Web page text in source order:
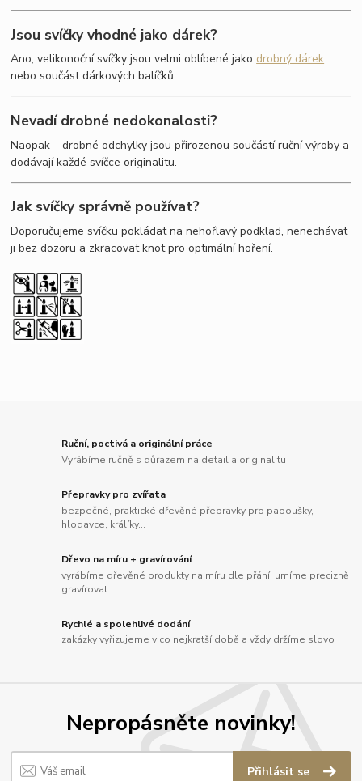
Jsou svíčky vhodné jako dárek?
Ano, velikonoční svíčky jsou velmi oblíbené jako drobný dárek
nebo součást dárkových balíčků.
Nevadí drobné nedokonalosti?
Naopak – drobné odchylky jsou přirozenou součástí ruční výroby a
dodávají každé svíčce originalitu.
Jak svíčky správně používat?
Doporučujeme svíčku pokládat na nehořlavý podklad, nenechávat
ji bez dozoru a zkracovat knot pro optimální hoření.
Ruční, poctivá a originální práce
Vyrábíme ručně s důrazem na detail a originalitu
Přepravky pro zvířata
bezpečné, praktické dřevěné přepravky pro papoušky,
hlodavce, králíky...
Dřevo na míru + gravírování
vyrábíme dřevěné produkty na míru dle přání, umíme precizně
gravírovat
Rychlé a spolehlivé dodání
zakázky vyřizujeme v co nejkratší době a vždy držíme slovo
Nepropásněte novinky!
Přihlásit se